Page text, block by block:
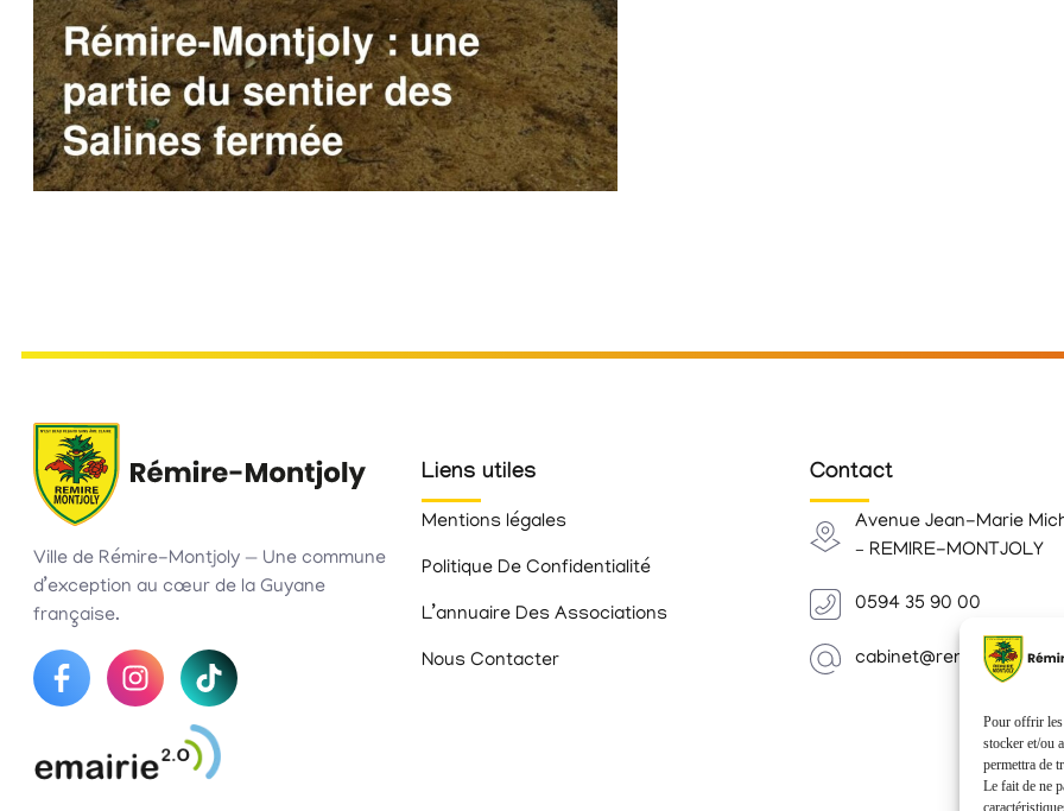
Pour offrir les
stocker et/ou
permettra de
Le fait de ne
Ville de Rémire-Montjoly — Une commune
d’exception au cœur de la Guyane
française.
Liens utiles
Mentions légales
Politique De Confidentialité
L’annuaire Des Associations
Nous Contacter
Contact
Avenue Jean-Marie
– REMIRE-MONTJOLY
0594 35 90 00